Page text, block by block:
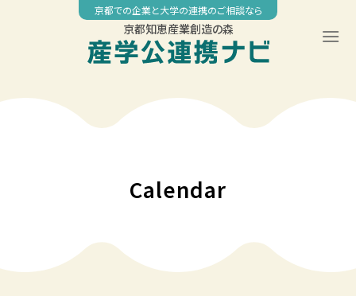
京都での企業と大学の連携のご相談なら
京都知恵産業創造の森
Calendar
04:00